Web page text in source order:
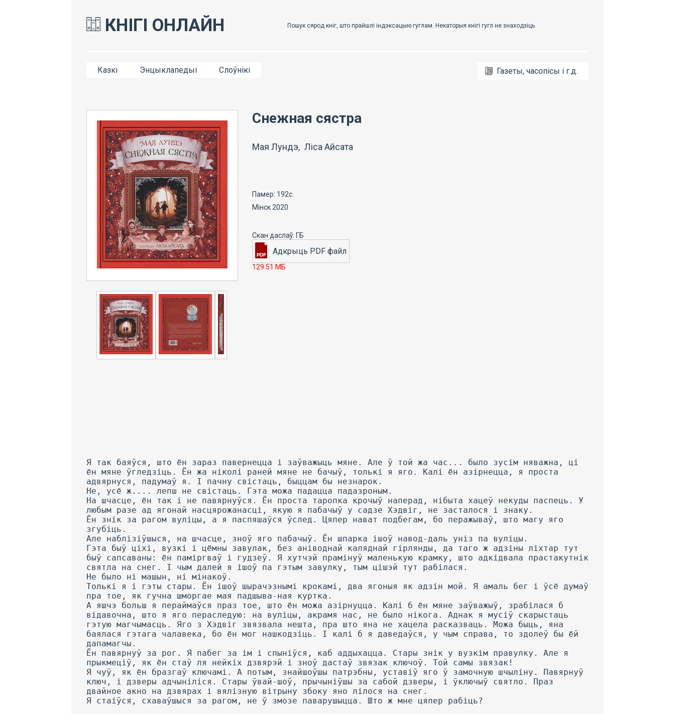
КНІГІ ОНЛАЙН
Казкі Энцыклапедыі Слоўнікі Газеты, часопісы і г.д.
Снежная сястра
Мая Лундэ, Ліса Айсата
Памер: 192с.
Мінск 2020
129.51 МБ
Я так баяўся, што ён зараз павернецца і заўважыць мяне. Але ў той жа час... было зусім няважна, ці
ён мяне ўгледзіць. Ён жа ніколі раней мяне не бачыў, толькі я яго. Калі ён азірнецца, я проста
адвярнуся, падумаў я. I пачну свістаць, быццам бы незнарок.
He, усё ж.... лепш не свістаць. Гэта можа падацца падазроным.
На шчасце, ён так і не павярнуўся. Ён проста таропка крочыў наперад, нібыта хацеў некуды паспець. У
любым разе ад ягонай насцярожанасці, якую я пабачыў у садзе Хэдвіг, не засталося і знаку.
Ён знік за рагом вуліцы, а я паспяшаўся ўслед. Цяпер нават подбегам, бо перажываў, што магу яго
згубіць.
Але наблізіўшыся, на шчасце, зноў яго пабачыў. Ён шпарка ішоў навод-даль уніз па вуліцы.
Гэта быў ціхі, вузкі і цёмны завулак, без аніводнай каляднай гірлянды, да таго ж адзіны ліхтар тут
быў сапсаваны: ён паміргваў і гудзеў. Я хутчэй прамінуў маленькую крамку, што адкідвала прастакутнік
святла на снег. I чым далей я ішоў па гэтым завулку, тым цішэй тут рабілася.
He было ні машын, ні мінакоў.
Толькі я і гэты стары. Ён ішоў шырачэзнымі крокамі, два ягоныя як адзін мой. Я амаль бег і ўсё думаў
пра тое, як гучна шморгае мая падшыва-ная куртка.
А яшчэ больш я пераймаўся праз тое, што ён можа азірнуцца. Калі б ён мяне заўважыў, зрабілася б
відавочна, што я яго пераследую: на вуліцы, акрамя нас, не было нікога. Аднак я мусіў скарыстаць
гэтую магчымасць. Яго з Хэдвіг звязвала нешта, пра што яна не хацела расказваць. Можа быць, яна
баялася гэтага чалавека, бо ён мог нашкодзіць. I калі б я даведаўся, у чым справа, то здолеў бы ёй
дапамагчы.
Ён павярнуў за рог. Я пабег за ім і спыніўся, каб аддыхацца. Стары знік у вузкім правулку. Але я
прыкмеціў, як ён стаў ля нейкіх дзвярэй і зноў дастаў звязак ключоў. Той самы звязак!
Я чуў, як ён бразгаў ключамі. А потым, знайшоўшы патрэбны, уставіў яго ў замочную шчыліну. Павярнуў
ключ, і дзверы адчыніліся. Стары ўвай-шоў, прычыніўшы за сабой дзверы, і ўключыў святло. Праз
двайное акно на дзвярах і вялізную вітрыну збоку яно лілося на снег.
Я стаіўся, схаваўшыся за рагом, не ў змозе паварушыцца. Што ж мне цяпер рабіць?